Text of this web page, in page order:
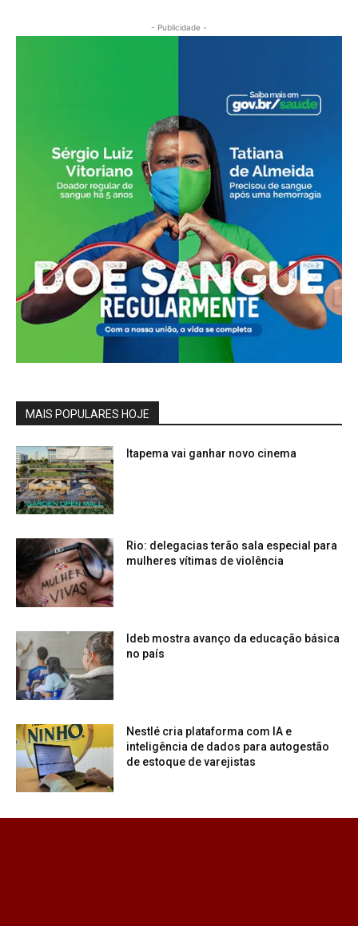
- Publicidade -
MAIS POPULARES HOJE
Itapema vai ganhar novo cinema
Rio: delegacias terão sala especial para
mulheres vítimas de violência
Ideb mostra avanço da educação básica
no país
Nestlé cria plataforma com IA e
inteligência de dados para autogestão
de estoque de varejistas